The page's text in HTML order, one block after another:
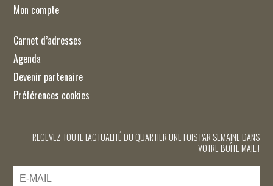
Mon compte
Carnet d’adresses
Agenda
Devenir partenaire
Préférences cookies
RECEVEZ TOUTE L'ACTUALITÉ DU QUARTIER UNE FOIS PAR SEMAINE DANS
VOTRE BOÎTE MAIL !